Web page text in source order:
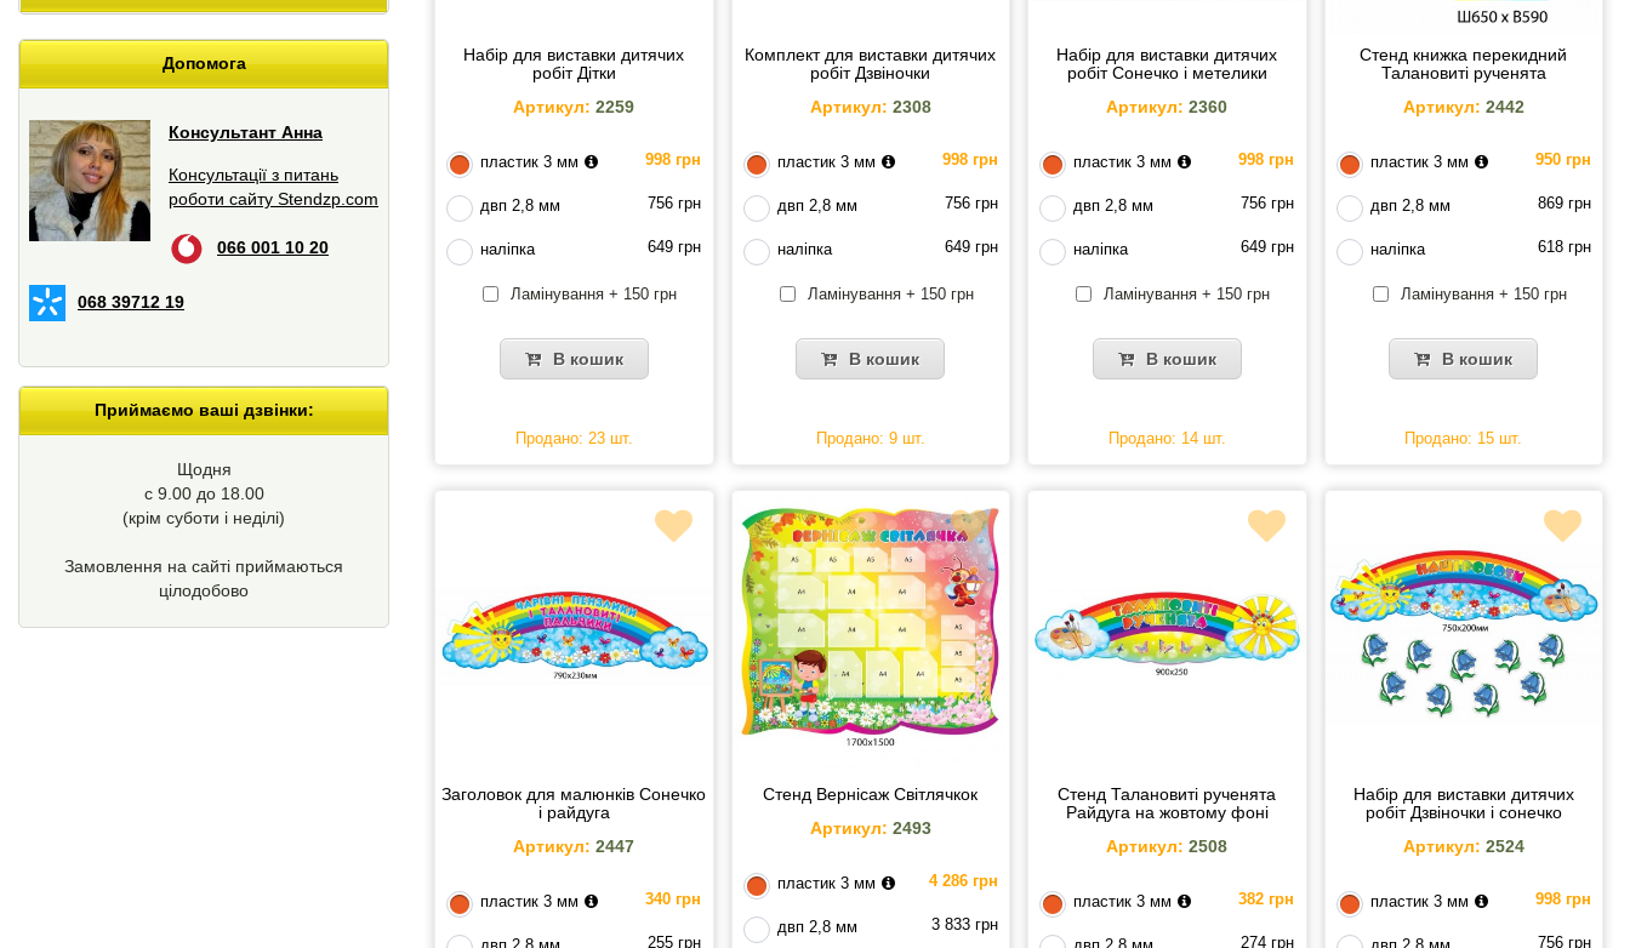
Допомога
Консультант Анна
Консультації з питань
роботи сайту Stendzp.com
066 001 10 20
068 39712 19
Приймаємо ваші дзвінки:
Щодня
с 9.00 до 18.00
(крім суботи і неділі)
Замовлення на сайті приймаються
цілодобово
Набір для виставки дитячих
робіт Дітки
Артикул: 2259
пластик 3 мм 998 грн
двп 2,8 мм 756 грн
наліпка 649 грн
Ламінування + 150 грн
В кошик
Продано: 23 шт.
Комплект для виставки дитячих
робіт Дзвіночки
Артикул: 2308
пластик 3 мм 998 грн
двп 2,8 мм 756 грн
наліпка 649 грн
Ламінування + 150 грн
В кошик
Продано: 9 шт.
Набір для виставки дитячих
робіт Сонечко і метелики
Артикул: 2360
пластик 3 мм 998 грн
двп 2,8 мм 756 грн
наліпка 649 грн
Ламінування + 150 грн
В кошик
Продано: 14 шт.
Стенд книжка перекидний
Талановиті рученята
Артикул: 2442
пластик 3 мм 950 грн
двп 2,8 мм 869 грн
наліпка 618 грн
Ламінування + 150 грн
В кошик
Продано: 15 шт.
Заголовок для малюнків Сонечко
і райдуга
Артикул: 2447
пластик 3 мм 340 грн
255 грн
Стенд Вернісаж Світлячкок
Артикул: 2493
пластик 3 мм 4 286 грн
двп 2,8 мм 3 833 грн
Стенд Талановиті рученята
Райдуга на жовтому фоні
Артикул: 2508
пластик 3 мм 382 грн
274 грн
Набір для виставки дитячих
робіт Дзвіночки і сонечко
Артикул: 2524
пластик 3 мм 998 грн
756 грн